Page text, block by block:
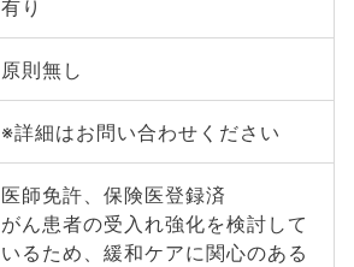
有り
原則無し
※詳細はお問い合わせください
医師免許、保険医登録済
がん患者の受入れ強化を検討して
いるため、緩和ケアに関心のある